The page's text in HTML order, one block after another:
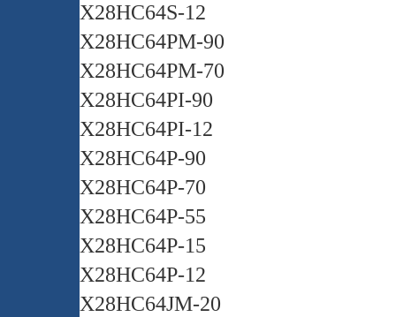
X28HC64S-12
X28HC64PM-90
X28HC64PM-70
X28HC64PI-90
X28HC64PI-12
X28HC64P-90
X28HC64P-70
X28HC64P-55
X28HC64P-15
X28HC64P-12
X28HC64JM-20